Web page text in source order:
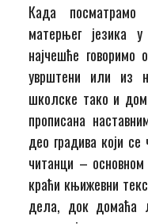
Када посматрамо
матерњег језика
најчешће
уврштени или из
школске тако и
прописана
део градива који
читанци –
краћи књижевни
дела, док домаћа